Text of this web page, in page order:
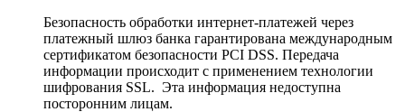
Безопасность обработки интернет-платежей через
платежный шлюз банка гарантирована международным
сертификатом безопасности PCI DSS. Передача
информации происходит с применением технологии
шифрования SSL. Эта информация недоступна
посторонним лицам.